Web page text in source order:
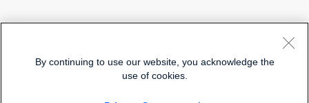
© 2026 Cisco Systems, Inc.
By continuing to use our website, you acknowledge the
use of cookies.